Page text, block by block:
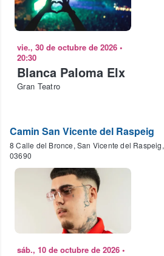
vie., 30 de octubre de 2026 •
20:30
Blanca Paloma Elx
Gran Teatro
Camin San Vicente del Raspeig
8 Calle del Bronce, San Vicente del Raspeig,
03690
sáb., 10 de octubre de 2026 •